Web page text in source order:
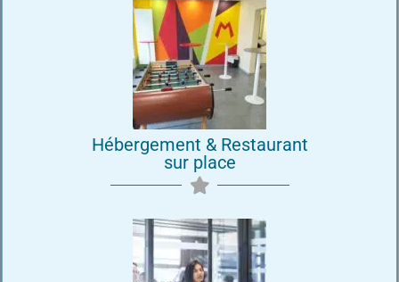
Hébergement & Restaurant
sur place